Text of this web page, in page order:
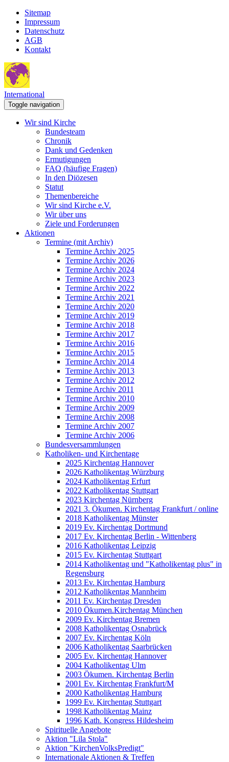
Sitemap
Impressum
Datenschutz
AGB
Kontakt
International
Toggle navigation
Wir sind Kirche
Bundesteam
Chronik
Dank und Gedenken
Ermutigungen
FAQ (häufige Fragen)
In den Diözesen
Statut
Themenbereiche
Wir sind Kirche e.V.
Wir über uns
Ziele und Forderungen
Aktionen
Termine (mit Archiv)
Termine Archiv 2025
Termine Archiv 2026
Termine Archiv 2024
Termine Archiv 2023
Termine Archiv 2022
Termine Archiv 2021
Termine Archiv 2020
Termine Archiv 2019
Termine Archiv 2018
Termine Archiv 2017
Termine Archiv 2016
Termine Archiv 2015
Termine Archiv 2014
Termine Archiv 2013
Termine Archiv 2012
Termine Archiv 2011
Termine Archiv 2010
Termine Archiv 2009
Termine Archiv 2008
Termine Archiv 2007
Termine Archiv 2006
Bundesversammlungen
Katholiken- und Kirchentage
2025 Kirchentag Hannover
2026 Katholikentag Würzburg
2024 Katholikentag Erfurt
2022 Katholikentag Stuttgart
2023 Kirchentag Nürnberg
2021 3. Ökumen. Kirchentag Frankfurt / online
2018 Katholikentag Münster
2019 Ev. Kirchentag Dortmund
2017 Ev. Kirchentag Berlin - Wittenberg
2016 Katholikentag Leipzig
2015 Ev. Kirchentag Stuttgart
2014 Katholikentag und "Katholikentag plus" in
Regensburg
2013 Ev. Kirchentag Hamburg
2012 Katholikentag Mannheim
2011 Ev. Kirchentag Dresden
2010 Ökumen.Kirchentag München
2009 Ev. Kirchentag Bremen
2008 Katholikentag Osnabrück
2007 Ev. Kirchentag Köln
2006 Katholikentag Saarbrücken
2005 Ev. Kirchentag Hannover
2004 Katholikentag Ulm
2003 Ökumen. Kirchentag Berlin
2001 Ev. Kirchentag Frankfurt/M
2000 Katholikentag Hamburg
1999 Ev. Kirchentag Stuttgart
1998 Katholikentag Mainz
1996 Kath. Kongress Hildesheim
Spirituelle Angebote
Aktion "Lila Stola"
Aktion "KirchenVolksPredigt"
Internationale Aktionen & Treffen